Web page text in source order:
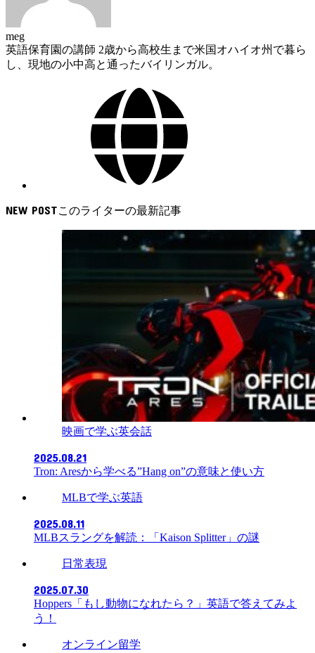
meg
英語保育園の講師 2歳から高校生まで米国オハイオ州で暮ら
し、現地の小中高と通ったバイリンガル。
NEW POST
映画で学ぶ英会話
2025.08.21
Tron: Aresから学べる”Hang on”の意味と使い方
MLBで学ぶ英語
2025.08.11
MLBスラングを解読：「Kaison Splitter」の謎
日常表現
2025.07.30
Hoppers「もし動物になれたら？」英語で答えてみよ
う！
オンライン留学